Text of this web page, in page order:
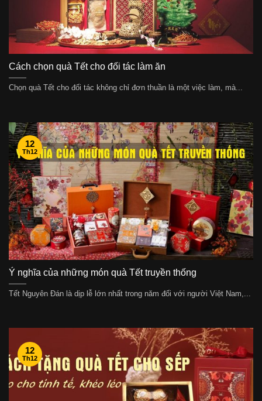
Cách chọn quà Tết cho đối tác làm ăn
Chọn quà Tết cho đối tác không chỉ đơn thuần là một việc làm, mà...
Ý nghĩa của những món quà Tết truyền thống
Tết Nguyên Đán là dịp lễ lớn nhất trong năm đối với người Việt Nam,...
12
Th12
12
Th12